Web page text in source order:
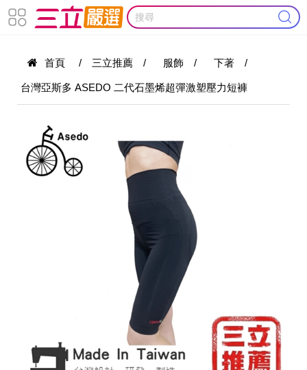
首頁 / 三立推薦 / 服飾 / 下著 /
台灣亞斯多 ASEDO 二代石墨烯超彈激塑壓力短褲